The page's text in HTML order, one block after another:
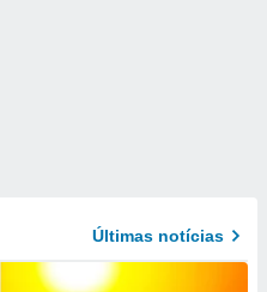
Últimas notícias